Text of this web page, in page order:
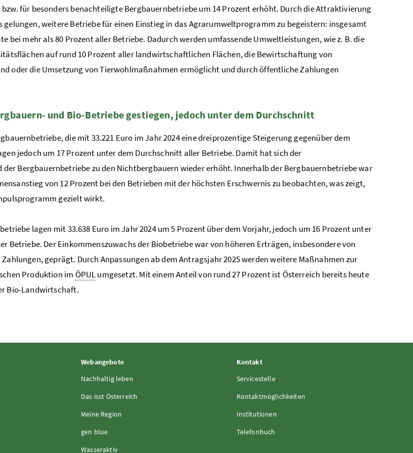
bzw. für besonders benachteiligte Bergbauernbetriebe um 14Prozenterhöht. Durch die Attraktivierung
gelungen, weitere Betriebe für einen Einstieg in das Agrarumweltprogramm zu begeistern: insgesamt
bei mehr als 80 Prozentaller Betriebe. Dadurch werden umfassende Umweltleistungen, wie z. B. die
auf rund 10Prozent aller landwirtschaftlichen Flächen, die Bewirtschaftung von
oder die Umsetzung von Tierwohlmaßnahmen ermöglicht und durch öffentliche Zahlungen
und Bio-Betriebe gestiegen, jedoch unter dem Durchschnitt
die mit 33.221 Euro im Jahr 2024 eine dreiprozentige Steigerung gegenüber dem
jedoch um 17Prozent unter dem Durchschnitt aller Betriebe. Damit hat sich der
der Bergbauernbetriebe zu den Nichtbergbauern wieder erhöht. Innerhalb der Bergbauernbetriebe war
von 12Prozentbei den Betrieben mit der höchsten Erschwernis zu beobachten, was zeigt,
gezielt wirkt.
lagen mit 33.638 Euro im Jahr 2024 um 5 Prozentüber dem Vorjahr, jedoch um 16 Prozentunter
Betriebe. Der Einkommenszuwachs der Biobetriebe war von höheren Erträgen, insbesondere von
geprägt. Durch Anpassungen ab dem Antragsjahr 2025 werden weitere Maßnahmen zur
Produktion im ÖPULumgesetzt. Mit einem Anteil von rund 27Prozentist Österreich bereits heute
Bio-Landwirtschaft.
Webangebote
Nachhaltig leben
Das isst Österreich
Meine Region
gen blue
Wasseraktiv
Kontakt
Servicestelle
Kontaktmöglichkeiten
Institutionen
Telefonbuch